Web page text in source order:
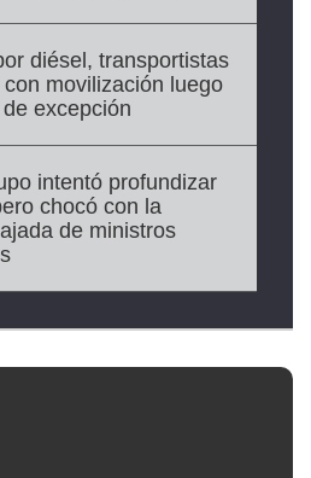
diésel, transportistas
movilización luego
excepción
intentó profundizar
chocó con la
de ministros